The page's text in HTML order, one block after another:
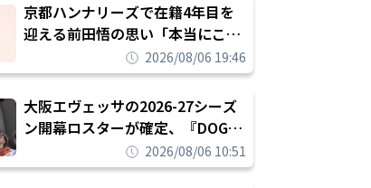
京都ハンナリーズで在籍4年目を
迎える前田悟の思い「本当にこの
チームで勝ちたい、負けたまま舐
められたまま終わりたくない」
2026/08/06 19:46
大阪エヴェッサの2026-27シーズ
ン開幕ロスターが確定、『DOG
FIGHT』のチームカルチャーを推
し進めて結果を求めるシーズンへ
2026/08/06 10:51